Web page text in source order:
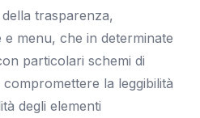
trasparenza,
menu, che in determinate
particolari schemi di
la leggibilità
degli elementi